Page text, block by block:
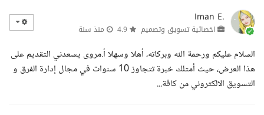
Iman E.
اخصائية تسويق وتصميم منذ سنة
السلام عليكم ورحمة الله وبركاته، أهلا وسهلا أ.مروى يسعدني التقديم على
هذا العرض، حيث أمتلك خبرة تتجاوز 10 سنوات في مجال إدارة الفرق و
التسويق الالكتروني من كافة...